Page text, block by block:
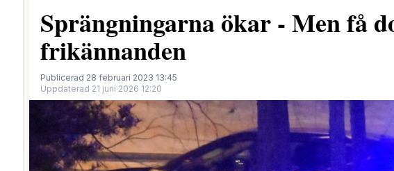
Sprängningarna ökar - Men få
frikännanden
Publicerad 28 februari 2023 13:45
Uppdaterad 21 juni 2026 12:20